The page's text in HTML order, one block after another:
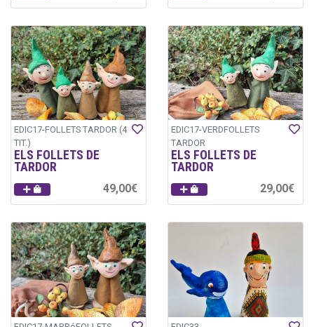
EDIC17-FOLLETS TARDOR (4
TIT.)
ELS FOLLETS DE
TARDOR
49,00€
EDIC17-VERDFOLLETS
TARDOR
ELS FOLLETS DE
TARDOR
29,00€